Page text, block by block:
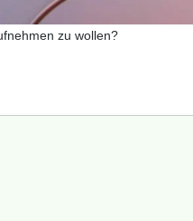
zu wollen?